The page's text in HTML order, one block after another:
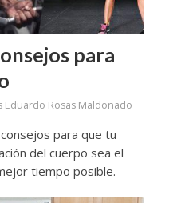
para
Eduardo Rosas Maldonado
para que tu
del cuerpo sea el
tiempo posible.